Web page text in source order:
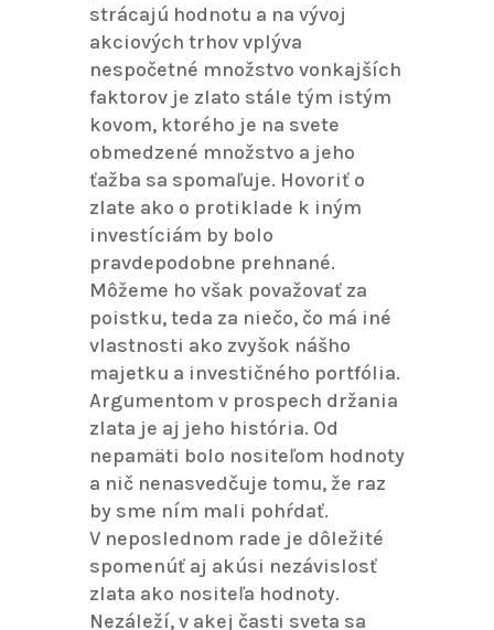
strácajú hodnotu a na vývoj
akciových trhov vplýva
nespočetné množstvo vonkajších
faktorov je zlato stále tým istým
kovom, ktorého je na svete
obmedzené množstvo a jeho
ťažba sa spomaľuje. Hovoriť o
zlate ako o protiklade k iným
investíciám by bolo
pravdepodobne prehnané.
Môžeme ho však považovať za
poistku, teda za niečo, čo má iné
vlastnosti ako zvyšok nášho
majetku a investičného portfólia.
Argumentom v prospech držania
zlata je aj jeho história. Od
nepamäti bolo nositeľom hodnoty
a nič nenasvedčuje tomu, že raz
by sme ním mali pohŕdať.
V neposlednom rade je dôležité
spomenúť aj akúsi nezávislosť
zlata ako nositeľa hodnoty.
Nezáleží, v akej časti sveta sa